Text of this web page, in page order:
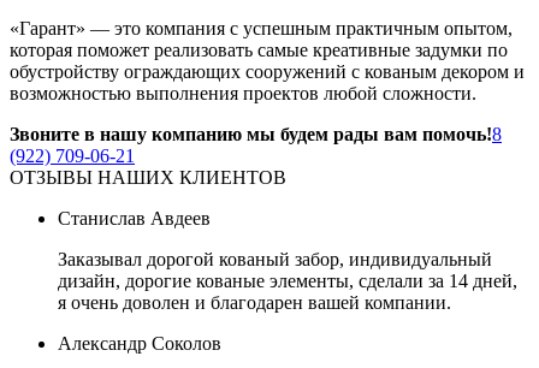
«Гарант» — это компания с успешным практичным опытом,
которая поможет реализовать самые креативные задумки по
обустройству ограждающих сооружений с кованым декором и
возможностью выполнения проектов любой сложности.
Звоните в нашу компанию мы будем рады вам помочь!8
(922) 709-06-21
ОТЗЫВЫ НАШИХ КЛИЕНТОВ
Станислав Авдеев
Заказывал дорогой кованый забор, индивидуальный
дизайн, дорогие кованые элементы, сделали за 14 дней,
я очень доволен и благодарен вашей компании.
Александр Соколов